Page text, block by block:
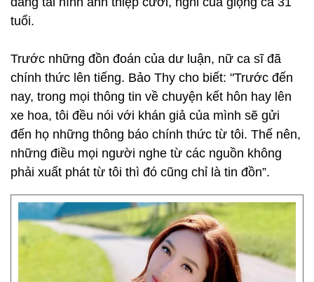
tuổi.
Trước những đồn đoán của dư luận, nữ ca sĩ đã
chính thức lên tiếng. Bảo Thy cho biết: "Trước đến
nay, trong mọi thông tin về chuyện kết hôn hay lên
xe hoa, tôi đều nói với khán giả của mình sẽ gửi
đến họ những thông báo chính thức từ tôi. Thế nên,
những điều mọi người nghe từ các nguồn không
phải xuất phát từ tôi thì đó cũng chỉ là tin đồn”.